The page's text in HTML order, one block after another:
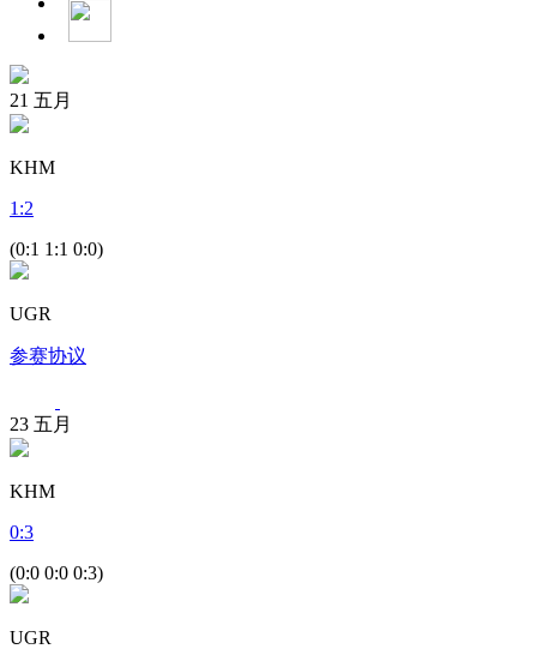
21 五月
KHM
1 :2
(0:1 1:1 0:0)
UGR
参赛协议
23 五月
KHM
0:3
(0:0 0:0 0:3)
UGR